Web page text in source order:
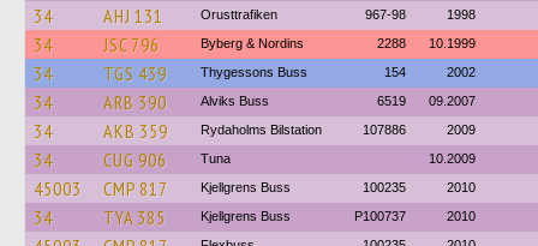
34 AHJ 131 Orusttrafiken 967-98 1998
34 JSC 796 Byberg & Nordins 2288 10.1999
34 TGS 439 Thygessons Buss 154 2002
34 ARB 390 Alviks Buss 6519 09.2007
34 AKB 359 Rydaholms Bilstation 107886 2009
34 CUG 906 Tuna 10.2009
45003 CMP 817 Kjellgrens Buss 100235 2010
34 TYA 385 Kjellgrens Buss P100737 2010